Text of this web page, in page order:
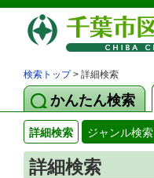
検索トップ> 詳細検索
かんたん検索
詳細検索 ジャンル検索
詳細検索